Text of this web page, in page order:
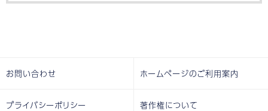
お問い合わせ ホームページのご利用案内
プライバシーポリシー 著作権について